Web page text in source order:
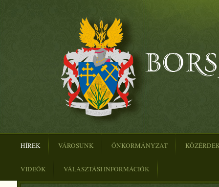
HÍREK VÁROSUNK ÖNKORMÁNYZAT
VIDEÓK VÁLASZTÁSI INFORMÁCIÓK